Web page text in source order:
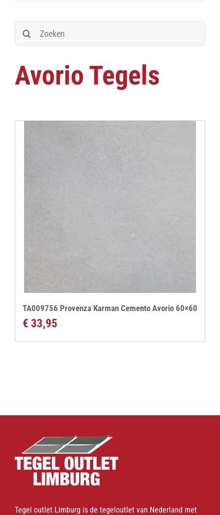
Zoeken
naar:
Avorio Tegels
TA009756 Provenza Karman Cemento Avorio 60×60
€ 33,95
Tegel outlet Limburg is de tegeloutlet van Nederland met